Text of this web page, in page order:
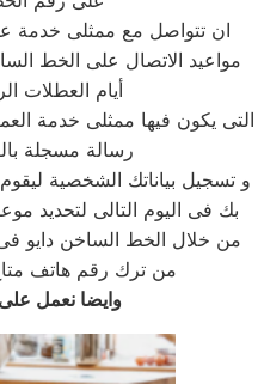
أيام العطلات
رسالة مسجلة
و تسجيل بياناتك الشخصية
بك فى اليوم التالى لتحديد
من ترك رقم هاتف
وايضا نعمل